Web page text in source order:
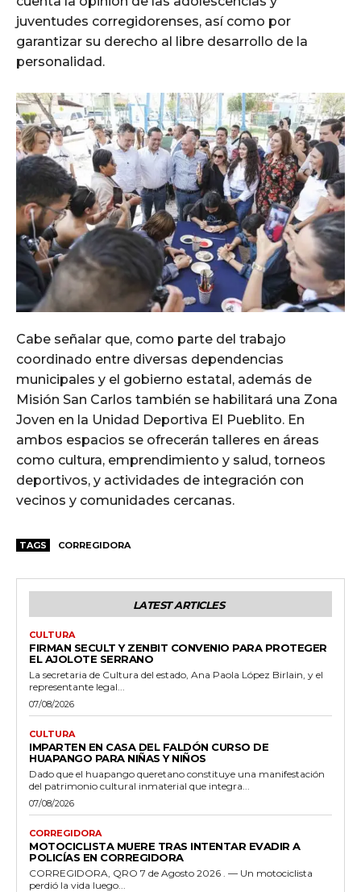
juventudes corregidorenses, así como por
garantizar su derecho al libre desarrollo de la
personalidad.
Cabe señalar que, como parte del trabajo
coordinado entre diversas dependencias
municipales y el gobierno estatal, además de
Misión San Carlos también se habilitará una Zona
Joven en la Unidad Deportiva El Pueblito. En
ambos espacios se ofrecerán talleres en áreas
como cultura, emprendimiento y salud, torneos
deportivos, y actividades de integración con
vecinos y comunidades cercanas.
TAGS CORREGIDORA
LATEST ARTICLES
CULTURA
FIRMAN SECULT Y ZENBIT CONVENIO PARA PROTEGER
EL AJOLOTE SERRANO
La secretaria de Cultura del estado, Ana Paola López Birlain, y el
representante legal...
07/08/2026
CULTURA
IMPARTEN EN CASA DEL FALDÓN CURSO DE
HUAPANGO PARA NIÑAS Y NIÑOS
Dado que el huapango queretano constituye una manifestación
del patrimonio cultural inmaterial que integra...
07/08/2026
CORREGIDORA
MOTOCICLISTA MUERE TRAS INTENTAR EVADIR A
POLICÍAS EN CORREGIDORA
CORREGIDORA, QRO 7 de Agosto 2026 . — Un motociclista
perdió la vida luego...